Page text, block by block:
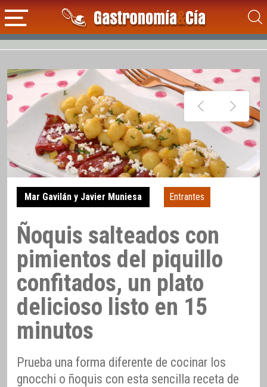
Mar Gavilán y Javier Muniesa Entrantes
Ñoquis salteados con
pimientos del piquillo
confitados, un plato
delicioso listo en 15
minutos
Prueba una forma diferente de cocinar los
gnocchi o ñoquis con esta sencilla receta de